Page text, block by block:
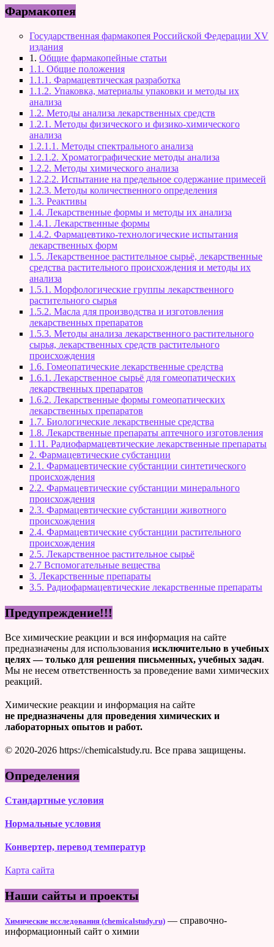
Фармакопея
Государственная фармакопея Российской Федерации XV
издания
1. Общие фармакопейные статьи
1.1. Общие положения
1.1.1. Фармацевтическая разработка
1.1.2. Упаковка, материалы упаковки и методы их
анализа
1.2. Методы анализа лекарственных средств
1.2.1. Методы физического и физико-химического
анализа
1.2.1.1. Методы спектрального анализа
1.2.1.2. Хроматографические методы анализа
1.2.2. Методы химического анализа
1.2.2.2. Испытание на предельное содержание примесей
1.2.3. Методы количественного определения
1.3. Реактивы
1.4. Лекарственные формы и методы их анализа
1.4.1. Лекарственные формы
1.4.2. Фармацевтико-технологические испытания
лекарственных форм
1.5. Лекарственное растительное сырьё, лекарственные
средства растительного происхождения и методы их
анализа
1.5.1. Морфологические группы лекарственного
растительного сырья
1.5.2. Масла для производства и изготовления
лекарственных препаратов
1.5.3. Методы анализа лекарственного растительного
сырья, лекарственных средств растительного
происхождения
1.6. Гомеопатические лекарственные средства
1.6.1. Лекарственное сырьё для гомеопатических
лекарственных препаратов
1.6.2. Лекарственные формы гомеопатических
лекарственных препаратов
1.7. Биологические лекарственные средства
1.8. Лекарственные препараты аптечного изготовления
1.11. Радиофармацевтические лекарственные препараты
2. Фармацевтические субстанции
2.1. Фармацевтические субстанции синтетического
происхождения
2.2. Фармацевтические субстанции минерального
происхождения
2.3. Фармацевтические субстанции животного
происхождения
2.4. Фармацевтические субстанции растительного
происхождения
2.5. Лекарственное растительное сырьё
2.7 Вспомогательные вещества
3. Лекарственные препараты
3.5. Радиофармацевтические лекарственные препараты
Предупреждение!!!
Все химические реакции и вся информация на сайте
предназначены для использования исключительно в учебных
целях — только для решения письменных, учебных задач.
Мы не несем ответственность за проведение вами химических
реакций.
Химические реакции и информация на сайте
не предназначены для проведения химических и
лабораторных опытов и работ.
© 2020-2026 https://chemicalstudy.ru. Все права защищены.
Определения
Стандартные условия
Нормальные условия
Конвертер, перевод температур
Карта сайта
Наши сайты и проекты
Химические исследования (chemicalstudy.ru) — справочно-
информационный сайт о химии